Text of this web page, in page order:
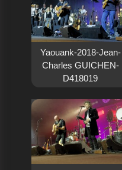
Yaouank-2018-Jean-
Charles GUICHEN-
D418019